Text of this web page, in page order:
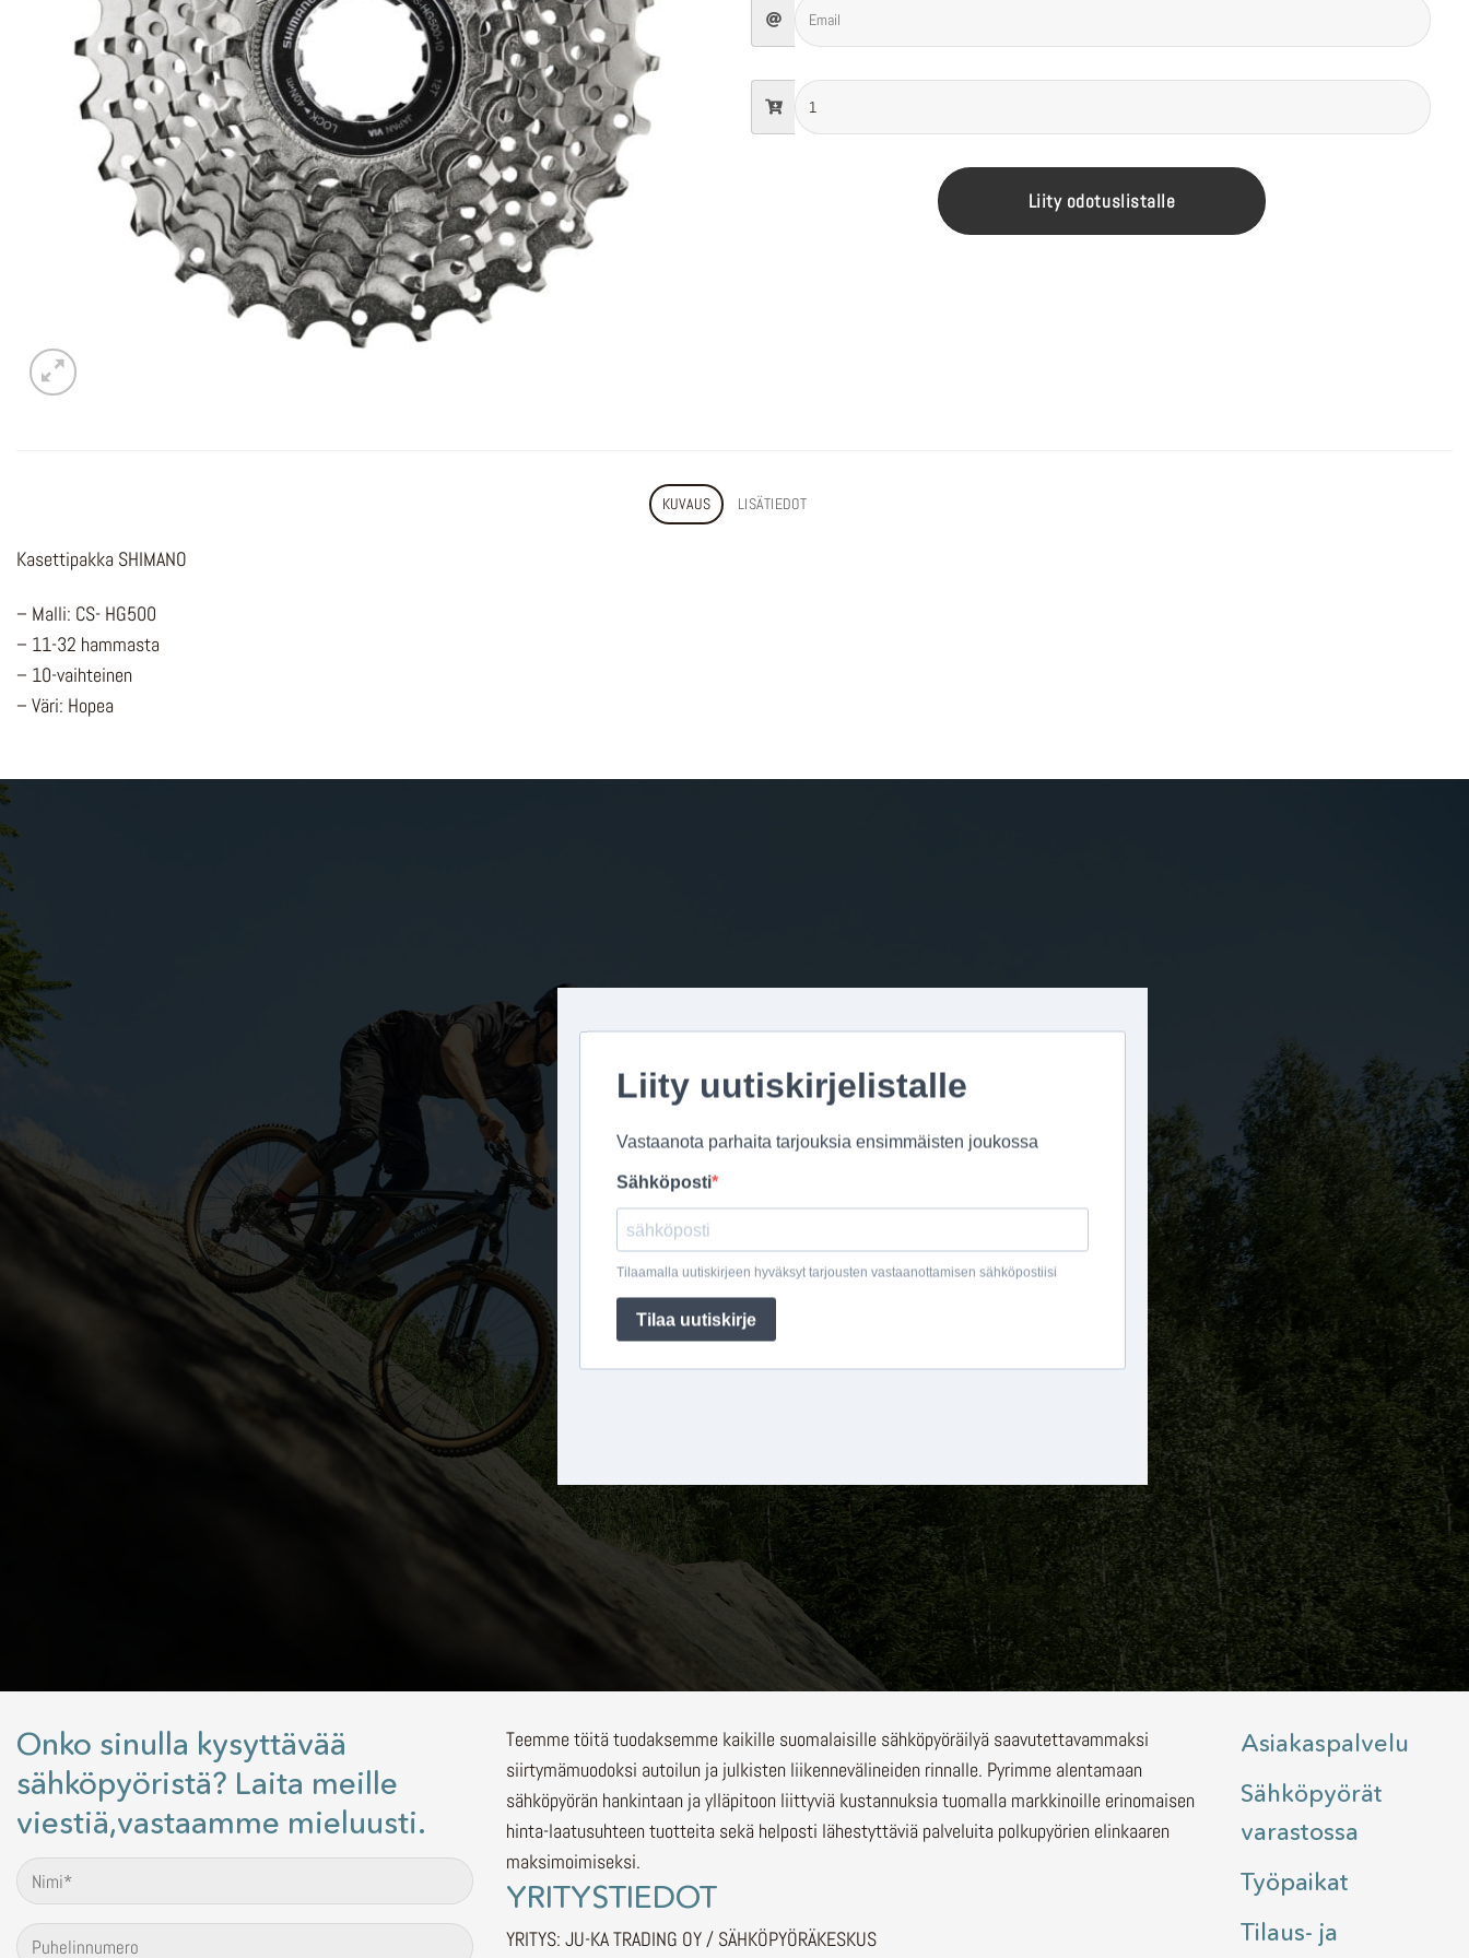
Liity odotuslistalle
KUVAUS LISÄTIEDOT
Kasettipakka SHIMANO
– Malli: CS- HG500
– 11-32 hammasta
– 10-vaihteinen
– Väri: Hopea
Onko sinulla kysyttävää
sähköpyöristä? Laita meille
viestiä,vastaamme mieluusti.
Teemme töitä tuodaksemme kaikille suomalaisille sähköpyöräilyä saavutettavammaksi
siirtymämuodoksi autoilun ja julkisten liikennevälineiden rinnalle. Pyrimme alentamaan
sähköpyörän hankintaan ja ylläpitoon liittyviä kustannuksia tuomalla markkinoille erinomaisen
hinta-laatusuhteen tuotteita sekä helposti lähestyttäviä palveluita polkupyörien elinkaaren
maksimoimiseksi.
YRITYSTIEDOT
YRITYS: JU-KA TRADING OY / SÄHKÖPYÖRÄKESKUS
Asiakaspalvelu
Sähköpyörät
varastossa
Työpaikat
Tilaus- ja